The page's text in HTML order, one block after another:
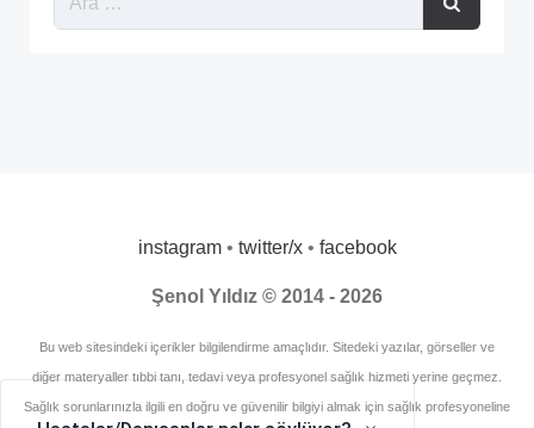
instagram• twitter/x• facebook
Şenol Yıldız © 2014 - 2026
Bu web sitesindeki içerikler bilgilendirme amaçlıdır. Sitedeki yazılar, görseller ve
diğer materyaller tıbbi tanı, tedavi veya profesyonel sağlık hizmeti yerine geçmez.
Sağlık sorunlarınızla ilgili en doğru ve güvenilir bilgiyi almak için sağlık profesyoneline